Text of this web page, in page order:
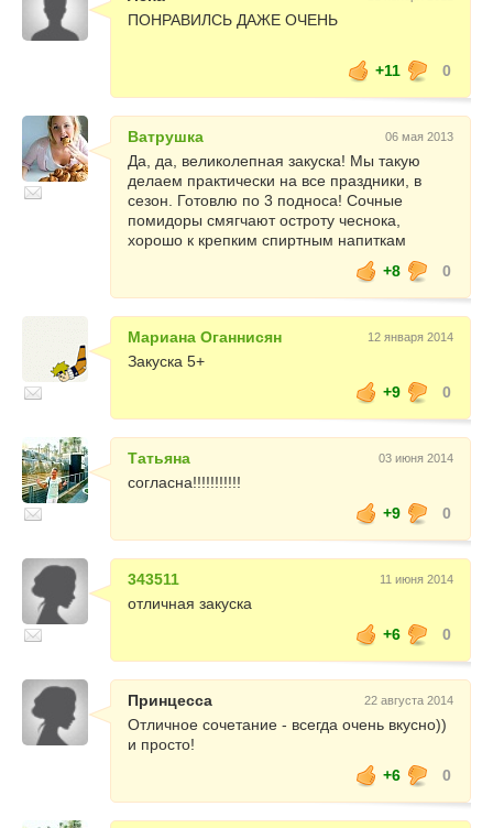
ПОНРАВИЛСЬ ДАЖЕ ОЧЕНЬ
+11 0
Ватрушка 06 мая 2013
Да, да, великолепная закуска! Мы такую
делаем практически на все праздники, в
сезон. Готовлю по 3 подноса! Сочные
помидоры смягчают остроту чеснока,
хорошо к крепким спиртным напиткам
+8
0
Мариана Оганнисян 12 января 2014
Закуска 5+
+9
0
Татьяна 03 июня 2014
согласна!!!!!!!!!!!
+9
0
343511 11 июня 2014
отличная закуска
+6
0
Принцесса 22 августа 2014
Отличное сочетание - всегда очень вкусно))
и просто!
+6
0